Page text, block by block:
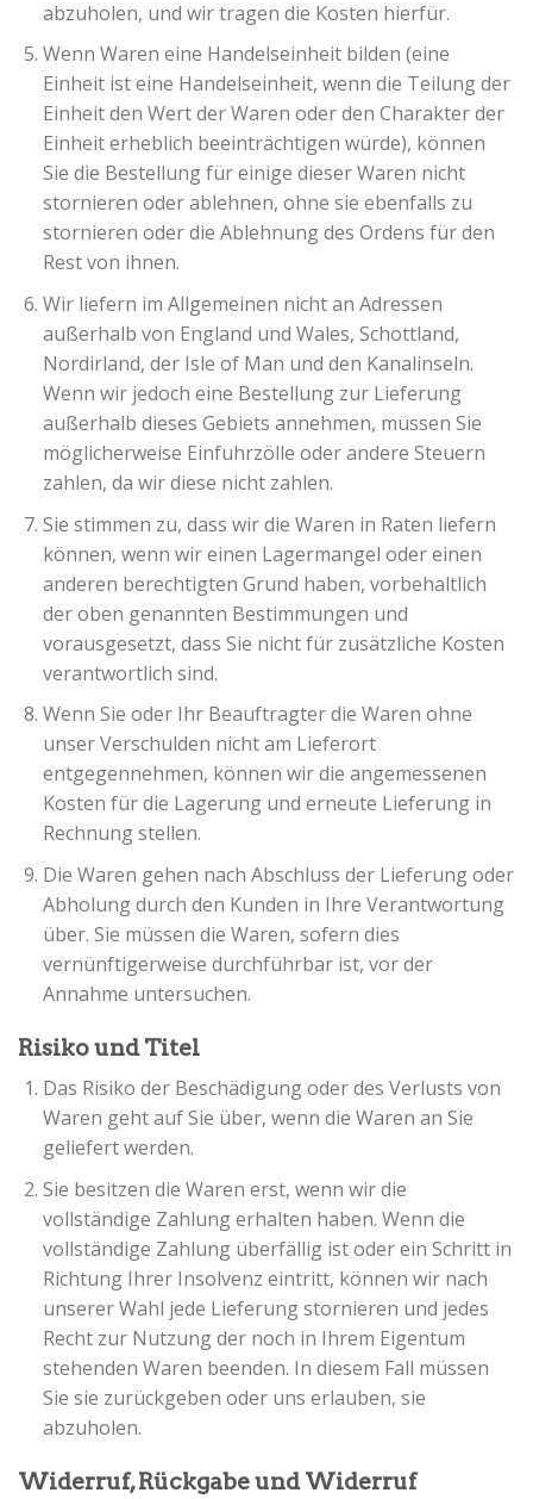
abzuholen, und wir tragen die Kosten hierfür.
Wenn Waren eine Handelseinheit bilden (eine
Einheit ist eine Handelseinheit, wenn die Teilung der
Einheit den Wert der Waren oder den Charakter der
Einheit erheblich beeinträchtigen würde), können
Sie die Bestellung für einige dieser Waren nicht
stornieren oder ablehnen, ohne sie ebenfalls zu
stornieren oder die Ablehnung des Ordens für den
Rest von ihnen.
Wir liefern im Allgemeinen nicht an Adressen
außerhalb von England und Wales, Schottland,
Nordirland, der Isle of Man und den Kanalinseln.
Wenn wir jedoch eine Bestellung zur Lieferung
außerhalb dieses Gebiets annehmen, müssen Sie
möglicherweise Einfuhrzölle oder andere Steuern
zahlen, da wir diese nicht zahlen.
Sie stimmen zu, dass wir die Waren in Raten liefern
können, wenn wir einen Lagermangel oder einen
anderen berechtigten Grund haben, vorbehaltlich
der oben genannten Bestimmungen und
vorausgesetzt, dass Sie nicht für zusätzliche Kosten
verantwortlich sind.
Wenn Sie oder Ihr Beauftragter die Waren ohne
unser Verschulden nicht am Lieferort
entgegennehmen, können wir die angemessenen
Kosten für die Lagerung und erneute Lieferung in
Rechnung stellen.
Die Waren gehen nach Abschluss der Lieferung oder
Abholung durch den Kunden in Ihre Verantwortung
über. Sie müssen die Waren, sofern dies
vernünftigerweise durchführbar ist, vor der
Annahme untersuchen.
Risiko und Titel
Das Risiko der Beschädigung oder des Verlusts von
Waren geht auf Sie über, wenn die Waren an Sie
geliefert werden.
Sie besitzen die Waren erst, wenn wir die
vollständige Zahlung erhalten haben. Wenn die
vollständige Zahlung überfällig ist oder ein Schritt in
Richtung Ihrer Insolvenz eintritt, können wir nach
unserer Wahl jede Lieferung stornieren und jedes
Recht zur Nutzung der noch in Ihrem Eigentum
stehenden Waren beenden. In diesem Fall müssen
Sie sie zurückgeben oder uns erlauben, sie
abzuholen.
Widerruf, Rückgabe und Widerruf